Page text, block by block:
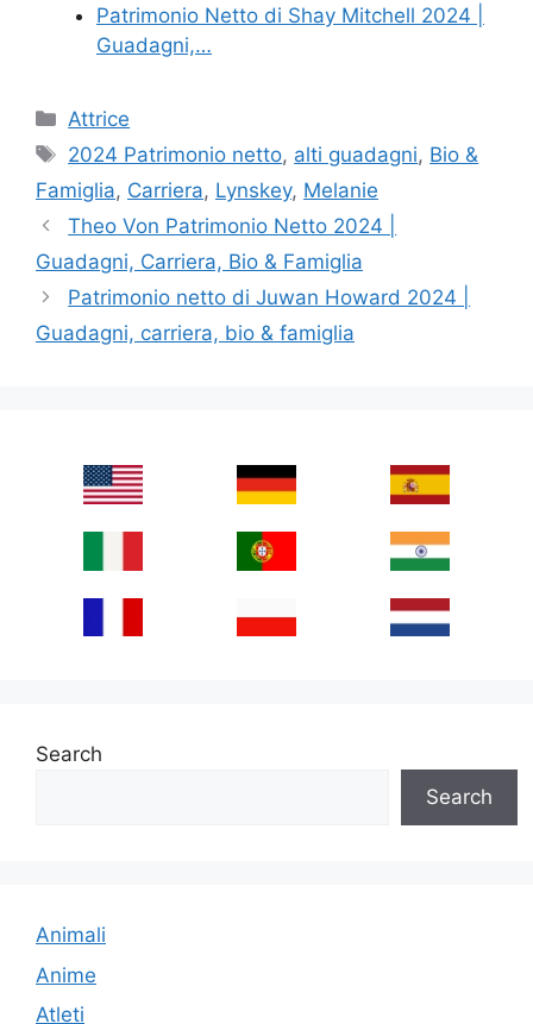
Patrimonio Netto di Shay Mitchell 2024 |
Guadagni,…
Categories
Attrice
Tags
2024 Patrimonio netto, alti guadagni, Bio &
Famiglia, Carriera, Lynskey, Melanie
Theo Von Patrimonio Netto 2024 |
Guadagni, Carriera, Bio & Famiglia
Patrimonio netto di Juwan Howard 2024 |
Guadagni, carriera, bio & famiglia
Search
Search
Animali
Anime
Atleti